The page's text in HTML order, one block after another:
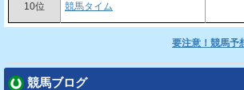
10位 競馬タイム
要注意！競馬予
競馬ブログ